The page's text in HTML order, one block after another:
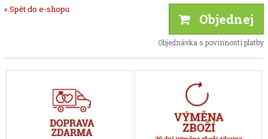
« Spět do e-shopu
Objednej
Objednávka s povinností platby